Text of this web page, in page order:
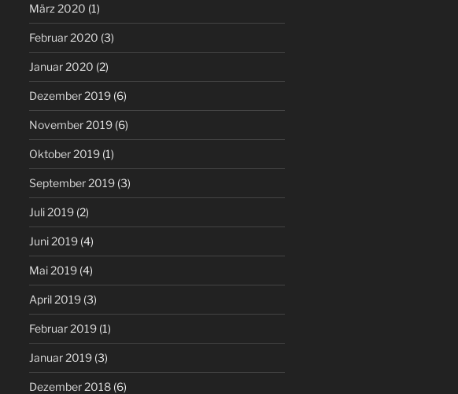
März 2020 (1)
Februar 2020 (3)
Januar 2020 (2)
Dezember 2019(6)
November 2019(6)
Oktober 2019(1)
September 2019(3)
Juli 2019(2)
Juni 2019(4)
Mai 2019(4)
April 2019(3)
Februar 2019(1)
Januar 2019(3)
Dezember 2018(6)